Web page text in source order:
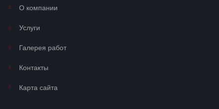
О компании
Услуги
Галерея работ
Контакты
Карта сайта